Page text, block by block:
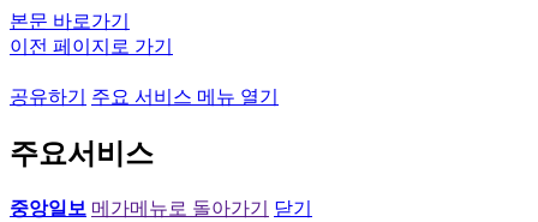
본문 바로가기
이전 페이지로 가기
공유하기 주요 서비스 메뉴 열기
주요서비스
중앙일보 메가메뉴로 돌아가기
닫기